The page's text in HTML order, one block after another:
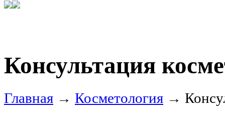
Консультация
Главная → Косметология →